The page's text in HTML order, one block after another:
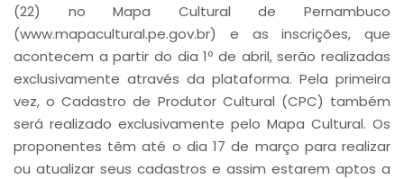
(22) no Mapa Cultural de Pernambuco
(www.mapacultural.pe.gov.br) e as inscrições, que
acontecem a partir do dia 1º de abril, serão realizadas
exclusivamente através da plataforma. Pela primeira
vez, o Cadastro de Produtor Cultural (CPC) também
será realizado exclusivamente pelo Mapa Cultural. Os
proponentes têm até o dia 17 de março para realizar
ou atualizar seus cadastros e assim estarem aptos a